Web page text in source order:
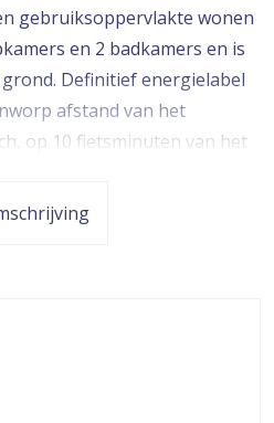
gebruiksoppervlakte wonen
en 2 badkamers en is
Definitief energielabel
afstand van het
op 10 fietsminuten van het
openbaar vervoer en
de 1e verdieping.